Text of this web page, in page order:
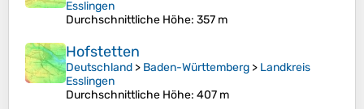
Esslingen
Durchschnittliche Höhe: 357 m
Hofstetten
Deutschland > Baden-Württemberg > Landkreis
Esslingen
Durchschnittliche Höhe: 407 m